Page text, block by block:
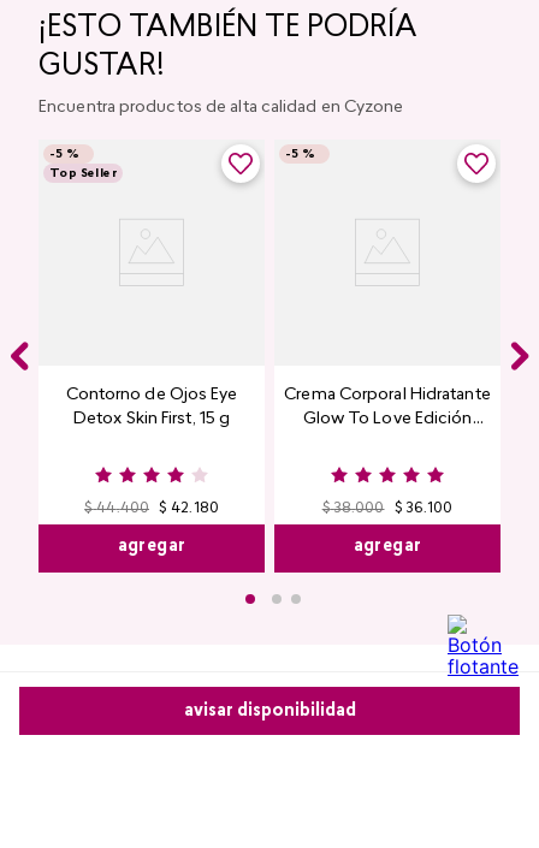
avisar disponibilidad
¡ESTO TAMBIÉN TE PODRÍA
GUSTAR!
Encuentra productos de alta calidad en Cyzone
-5 %
Top Seller
Contorno de Ojos Eye
Detox Skin First, 15 g
$ 44.400 $ 42.180
agregar
-5 %
Crema Corporal Hidratante
Glow To Love Edición
$ 38.000 $ 36.100
agregar